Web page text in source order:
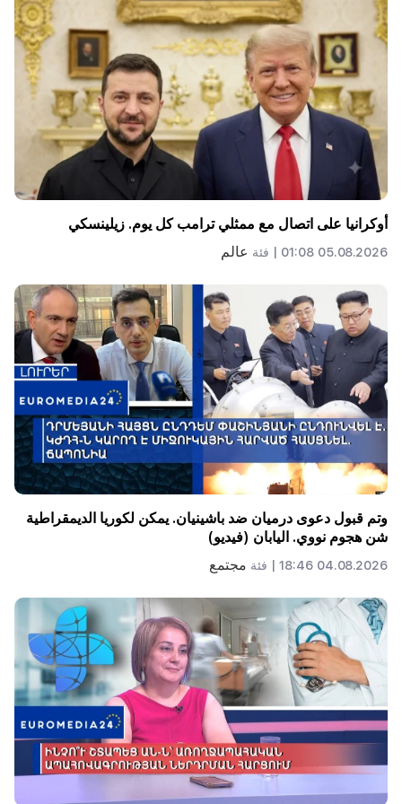
أوكرانيا على اتصال مع ممثلي ترامب كل يوم. زيلينسكي
05.08.2026 01:08 | فئة عالم
وتم قبول دعوى درميان ضد باشينيان. يمكن لكوريا الديمقراطية
شن هجوم نووي. اليابان (فيديو)
04.08.2026 18:46 | فئة مجتمع